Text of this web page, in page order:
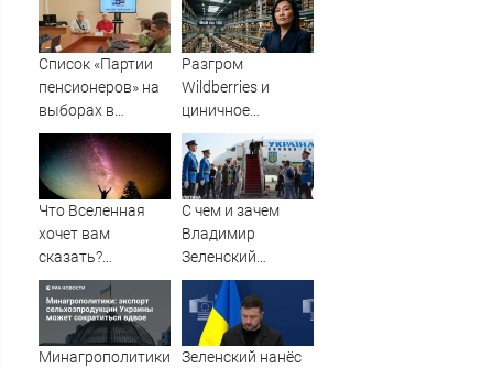
Европе
неизбежной
новому признаку
Список «Партии
пенсионеров» на
выборах в
Заксобрание
возглавил 48-
летний Алексей
Осмоловский
Разгром
Wildberries и
циничное
обращение к
русским
Что Вселенная
хочет вам
сказать?
Выберите карту
Таро - и
прочитайте
послание -
С чем и зачем
Владимир
Зеленский
прилетел в
Белград - Лента
новостей Крыма
Минагрополитики:
Зеленский нанёс